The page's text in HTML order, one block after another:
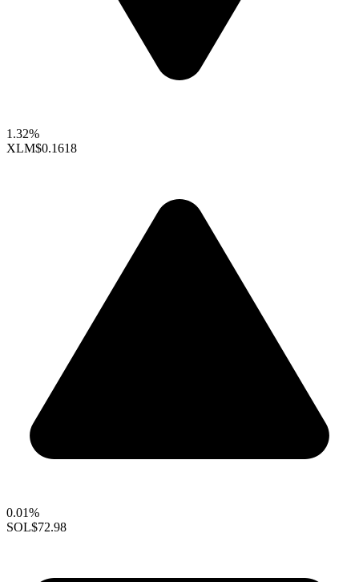
1.32%
XLM$0.1618
0.01%
SOL$72.98